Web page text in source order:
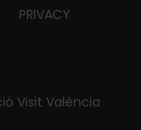
PRIVACY
Visit València